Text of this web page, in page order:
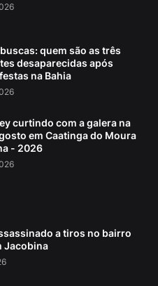
quem são as três
desaparecidas após
na Bahia
curtindo com a galera na
em Caatinga do Moura
- 2026
a tiros no bairro
Jacobina